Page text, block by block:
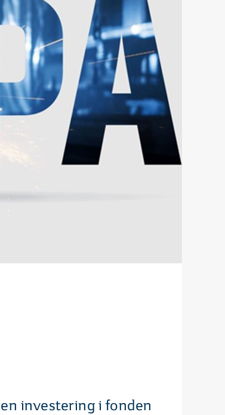
investering i fonden